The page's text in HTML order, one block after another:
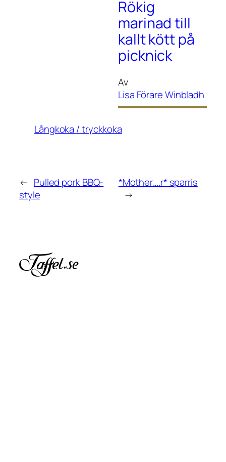
Rökig
marinad till
kallt kött på
picknick
Av
Lisa Förare Winbladh
Långkoka / tryckkoka
← Pulled pork BBQ-
style
*Mother….r* sparris
→